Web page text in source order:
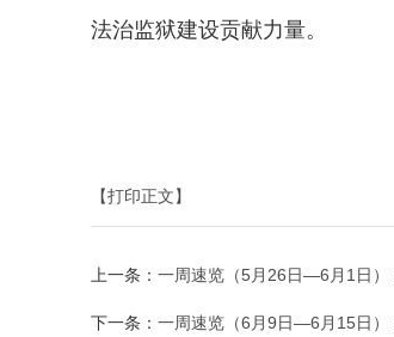
法治监狱建设贡献力量。
【打印正文】
上一条： 一周速览（5月26日—6月1日）
下一条： 一周速览（6月9日—6月15日）